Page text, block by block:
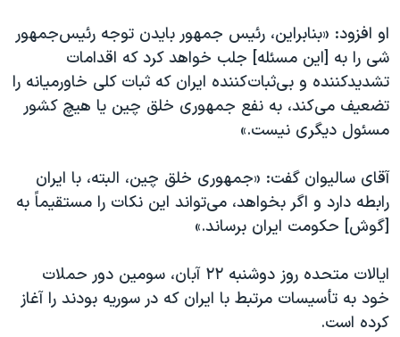
او افزود: «بنابراین، رئیس جمهور بایدن توجه رئیس‌جمهور
شی را به [این مسئله] جلب خواهد کرد که اقدامات
تشدیدکننده و بی‌ثبات‌کننده ایران که ثبات کلی خاورمیانه را
تضعیف می‌کند، به نفع جمهوری خلق چین یا هیچ کشور
مسئول دیگری نیست.»
آقای سالیوان گفت: «جمهوری خلق چین، البته، با ایران
رابطه دارد و اگر بخواهد، می‌تواند این نکات را مستقیماً به
[گوش] حکومت ایران برساند.»
ایالات متحده روز دوشنبه ۲۲ آبان، سومین دور حملات
خود به تأسیسات مرتبط با ایران که در سوریه بودند را آغاز
کرده است.